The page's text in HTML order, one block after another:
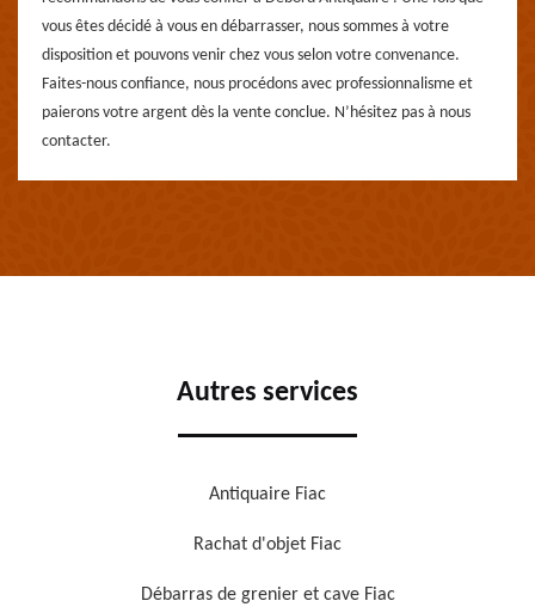
vous êtes décidé à vous en débarrasser, nous sommes à votre
disposition et pouvons venir chez vous selon votre convenance.
Faites-nous confiance, nous procédons avec professionnalisme et
paierons votre argent dès la vente conclue. N’hésitez pas à nous
contacter.
Autres services
Antiquaire Fiac
Rachat d'objet Fiac
Débarras de grenier et cave Fiac